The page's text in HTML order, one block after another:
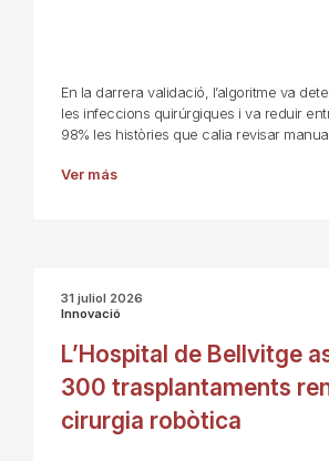
En la darrera validació, l’algoritme va
les infeccions quirúrgiques i va reduir
98% les històries que calia revisar
Ver más
31 juliol 2026
Innovació
L’Hospital de Bellvitge
300 trasplantaments
cirurgia robòtica